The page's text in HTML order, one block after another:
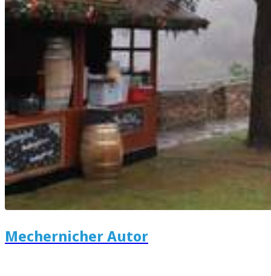
Mechernicher Autor